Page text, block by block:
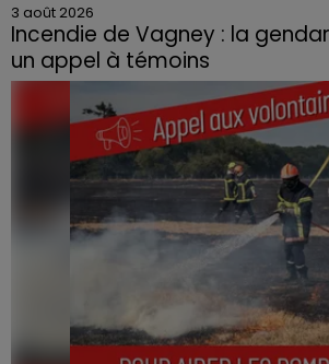
3 août 2026
Incendie de Vagney : la
un appel à témoins
Le feu, parti d'une haie avant de se
quartier résidentiel, avait détruit
contraint à l'évacuation d'une